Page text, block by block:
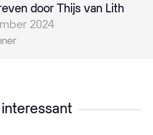
door Thijs van Lith
2024